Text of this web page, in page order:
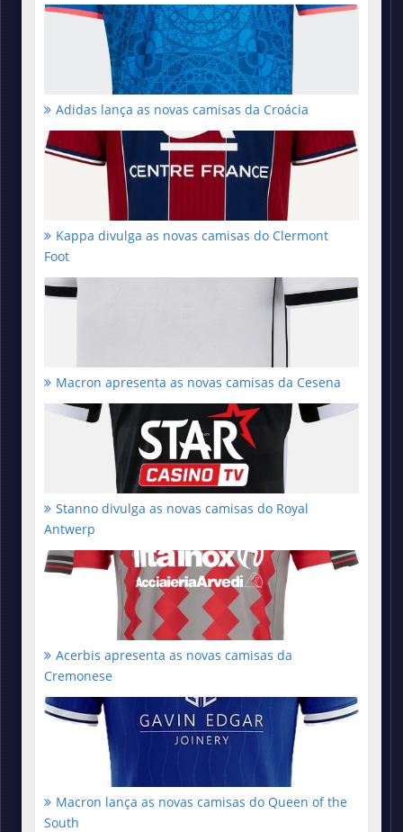
Adidas lança as novas camisas da Croácia
Kappa divulga as novas camisas do Clermont
Foot
Macron apresenta as novas camisas da Cesena
Stanno divulga as novas camisas do Royal
Antwerp
Acerbis apresenta as novas camisas da
Cremonese
Macron lança as novas camisas do Queen of the
South